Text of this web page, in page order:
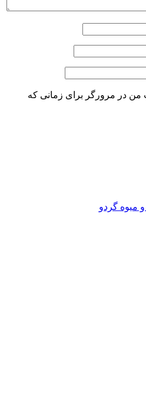
من در مرورگر برای زمانی که
میوه گردو